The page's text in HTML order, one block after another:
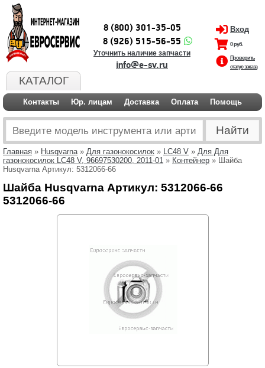
КАТАЛОГ
8 (800) 301-35-05
8 (926) 515-56-55
Уточнить наличие запчасти
info@e-sv.ru
Вход
0 руб.
Проверить
статус заказа
Контакты Юр. лицам Доставка Оплата Помощь
Главная » Husqvarna» Для газонокосилок » LC48 V » Для Для
газонокосилок LC48 V, 96697530200, 2011-01 » Контейнер » Шайба
Husqvarna Артикул: 5312066-66
Шайба Husqvarna Артикул: 5312066-66
5312066-66